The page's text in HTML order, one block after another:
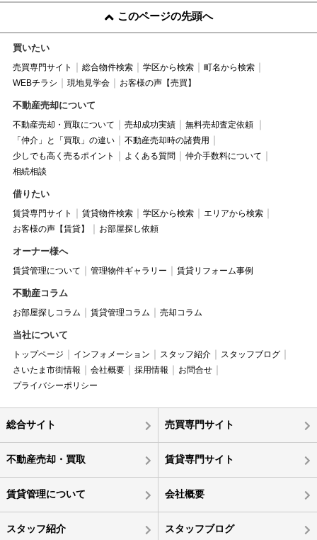
このページの先頭へ
買いたい
売買専門サイト 総合物件検索 学区から検索
町名から検索
WEBチラシ
現地見学会 お客様の声【売買】
不動産売却について
不動産売却・買取について 売却成功実績
無料売却査定依頼
「仲介」と「買取」の違い
不動産売却時の諸費用
少しでも高く売るポイント
よくある質問
仲介手数料について
相続相談
借りたい
賃貸専門サイト 賃貸物件検索 学区から検索
エリアから検索
お客様の声【賃貸】
お部屋探し依頼
オーナー様へ
賃貸管理について 管理物件ギャラリー 賃貸リフォーム事例
不動産コラム
お部屋探しコラム 賃貸管理コラム 売却コラム
当社について
トップページ インフォメーション スタッフ紹介
スタッフブログ
さいたま市街情報
会社概要 採用情報
お問合せ
プライバシーポリシー
総合サイト 売買専門サイト
不動産売却・買取 賃貸専門サイト
賃貸管理について 会社概要
スタッフ紹介 スタッフブログ